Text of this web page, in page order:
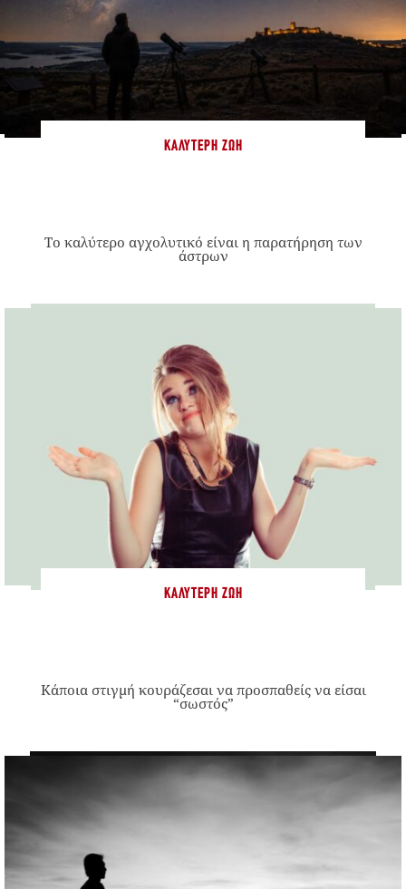
ΚΑΛΎΤΕΡΗ ΖΩΉ
Το καλύτερο αγχολυτικό είναι η παρατήρηση των
άστρων
ΚΑΛΎΤΕΡΗ ΖΩΉ
Κάποια στιγμή κουράζεσαι να προσπαθείς να είσαι
“σωστός”